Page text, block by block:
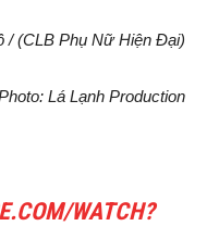
/ (CLB Phụ Nữ Hiện Đại)
Lá Lạnh Production
WATCH?